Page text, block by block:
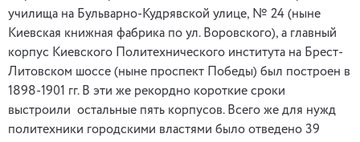
училища на Бульварно-Кудрявской улице, № 24 (ныне
Киевская книжная фабрика по ул. Воровского), а главный
корпус Киевского Политехнического института на Брест-
Литовском шоссе (ныне проспект Победы) был построен в
1898-1901 гг. В эти же рекордно короткие сроки
выстроили остальные пять корпусов. Всего же для нужд
политехники городскими властями было отведено 39